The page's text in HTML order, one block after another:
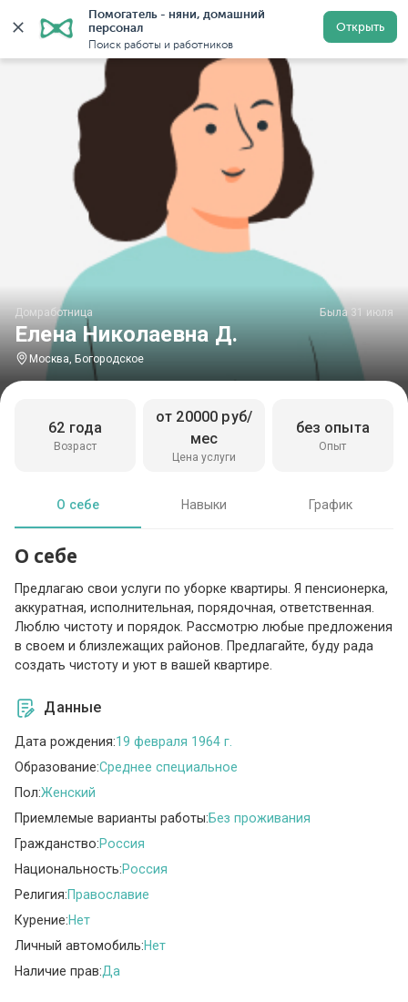
Помогатель - няни, домашний
персонал
Поиск работы и работников
Открыть
Главная Домработницы Домработницы в Москве
Елена Николаевна Д.
Домработница Была 31 июля
Москва, Богородское
Возраст
62 года
Цена услуги
от 20000 руб/
мес
Опыт
без опыта
О себе Навыки График
О себе
Предлагаю свои услуги по уборке квартиры. Я пенсионерка,
аккуратная, исполнительная, порядочная, ответственная.
Люблю чистоту и порядок. Рассмотрю любые предложения
в своем и близлежащих районов. Предлагайте, буду рада
создать чистоту и уют в вашей квартире.
Данные
Дата рождения:19 февраля 1964 г.
Образование:Среднее специальное
Пол:Женский
Приемлемые варианты работы:Без проживания
Гражданство:Россия
Национальность:Россия
Религия:Православие
Курение:Нет
Личный автомобиль:Нет
Наличие прав:Да